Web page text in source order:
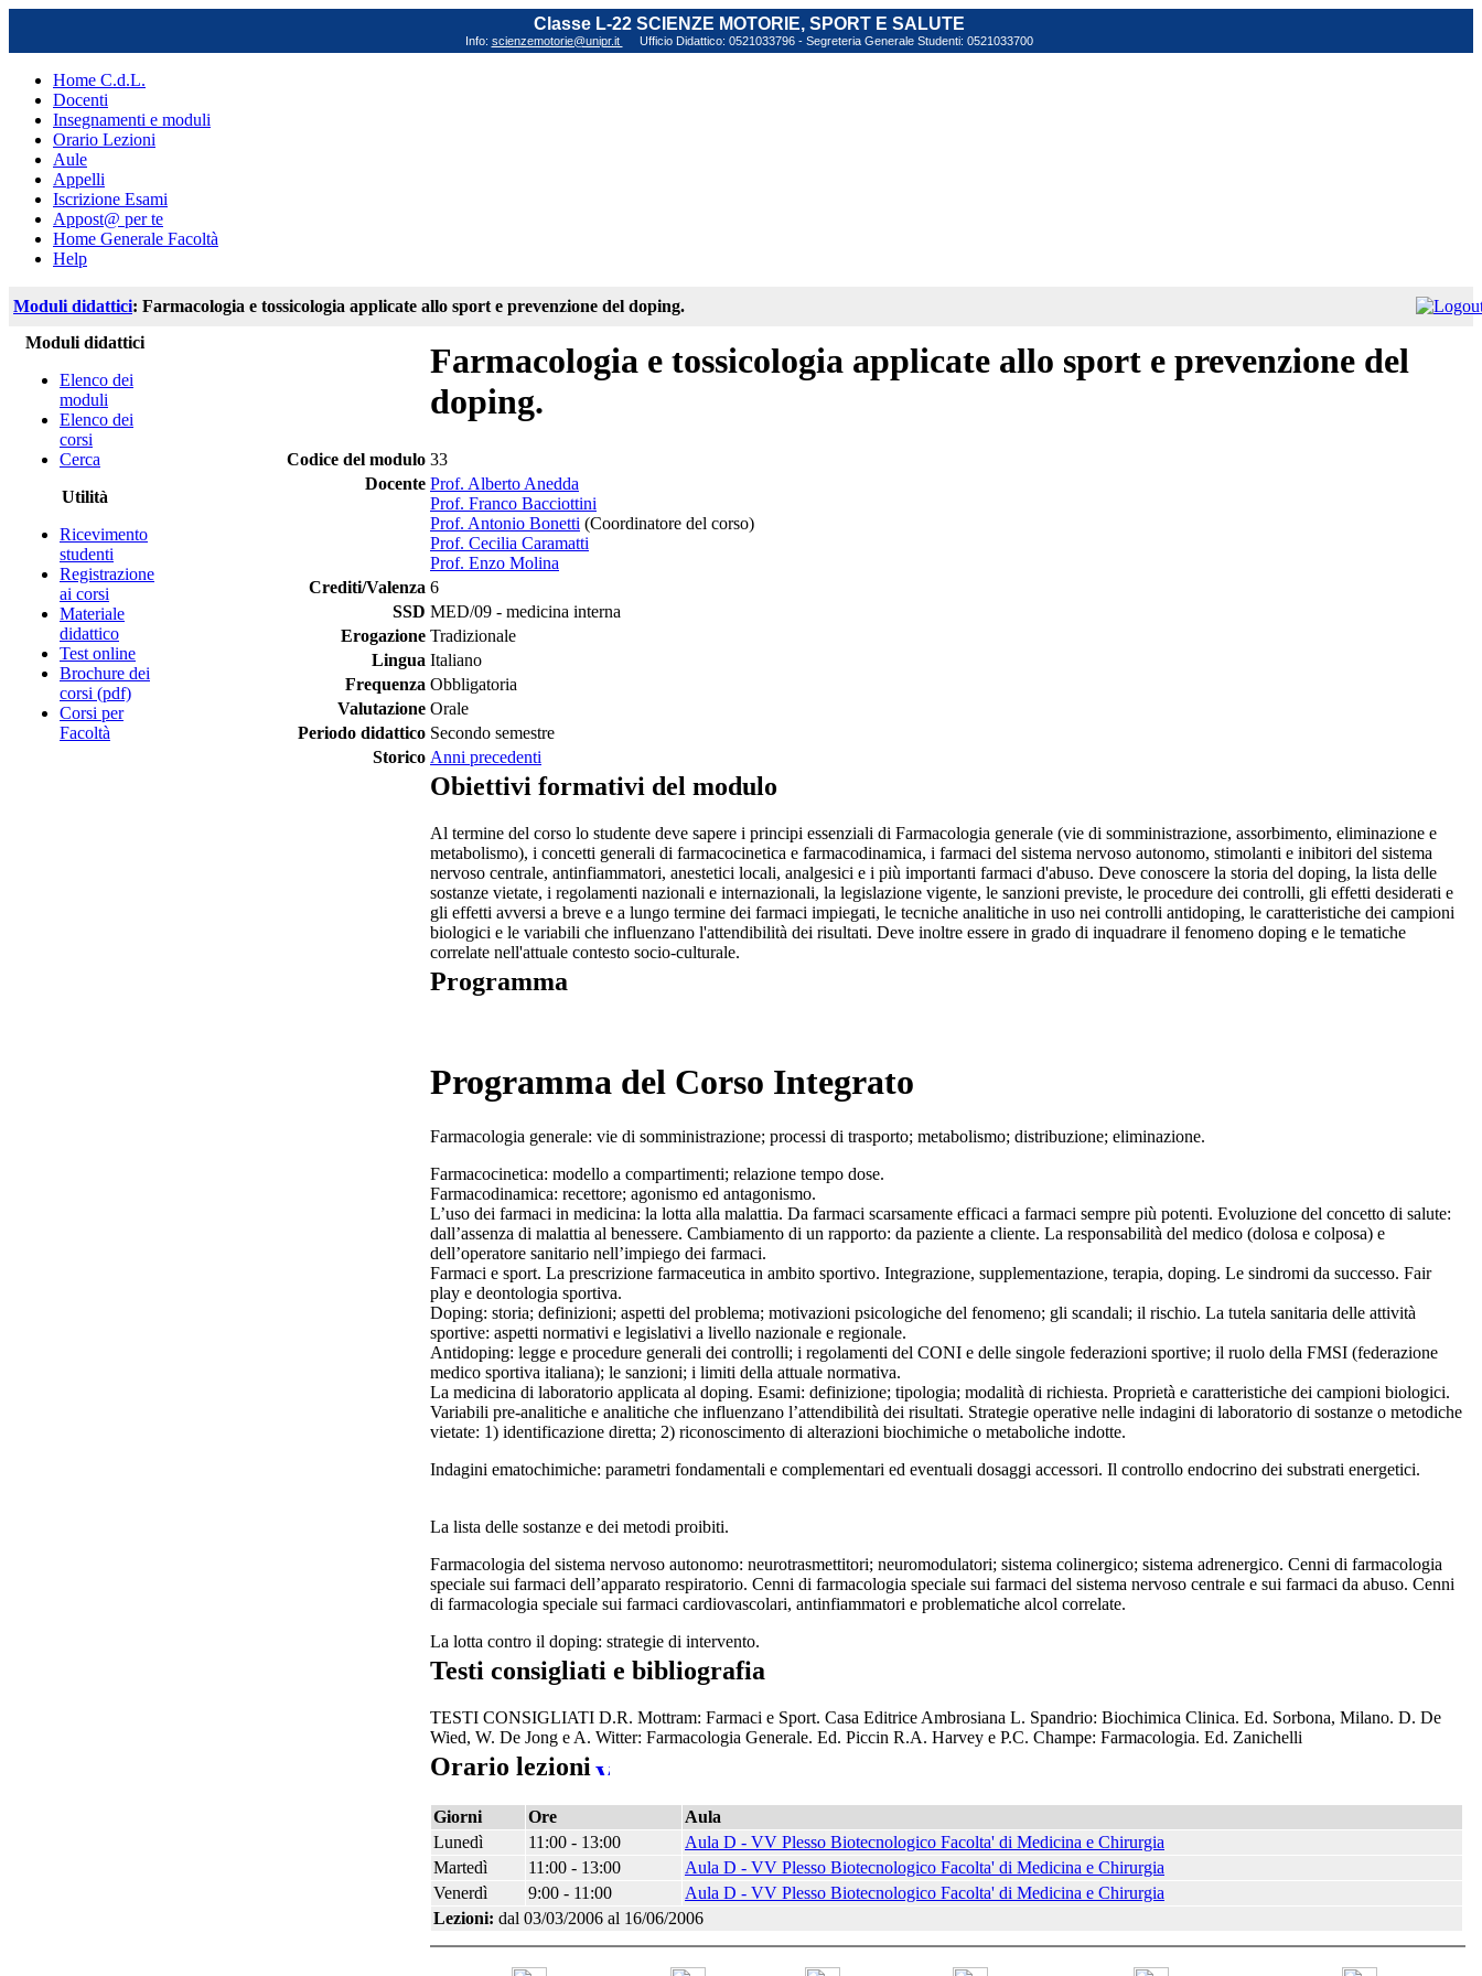
Classe L-22 SCIENZE MOTORIE, SPORT E SALUTE
Info: scienzemotorie@unipr.it Ufficio Didattico: 0521033796 - Segreteria Generale Studenti: 0521033700
Home C.d.L.
Docenti
Insegnamenti e moduli
Orario Lezioni
Aule
Appelli
Iscrizione Esami
Appost@ per te
Home Generale Facoltà
Help
Moduli didattici: Farmacologia e tossicologia applicate allo sport e prevenzione del doping.
Moduli didattici
Elenco dei
moduli
Elenco dei
corsi
Cerca
Utilità
Ricevimento
studenti
Registrazione
ai corsi
Materiale
didattico
Test online
Brochure dei
corsi (pdf)
Corsi per
Facoltà
Farmacologia e tossicologia applicate allo sport e prevenzione del
doping.
Codice del modulo 33
Docente Prof. Alberto Anedda
Prof. Franco Bacciottini
Prof. Antonio Bonetti (Coordinatore del corso)
Prof. Cecilia Caramatti
Prof. Enzo Molina
Crediti/Valenza 6
SSD MED/09 - medicina interna
Erogazione Tradizionale
Lingua Italiano
Frequenza Obbligatoria
Valutazione Orale
Periodo didattico Secondo semestre
Storico Anni precedenti
Obiettivi formativi del modulo
Al termine del corso lo studente deve sapere i principi essenziali di Farmacologia generale (vie di somministrazione, assorbimento, eliminazione e
metabolismo), i concetti generali di farmacocinetica e farmacodinamica, i farmaci del sistema nervoso autonomo, stimolanti e inibitori del sistema
nervoso centrale, antinfiammatori, anestetici locali, analgesici e i più importanti farmaci d'abuso. Deve conoscere la storia del doping, la lista delle
sostanze vietate, i regolamenti nazionali e internazionali, la legislazione vigente, le sanzioni previste, le procedure dei controlli, gli effetti desiderati e
gli effetti avversi a breve e a lungo termine dei farmaci impiegati, le tecniche analitiche in uso nei controlli antidoping, le caratteristiche dei campioni
biologici e le variabili che influenzano l'attendibilità dei risultati. Deve inoltre essere in grado di inquadrare il fenomeno doping e le tematiche
correlate nell'attuale contesto socio-culturale.
Programma
Programma del Corso Integrato
Farmacologia generale: vie di somministrazione; processi di trasporto; metabolismo; distribuzione; eliminazione.
Farmacocinetica: modello a compartimenti; relazione tempo dose.
Farmacodinamica: recettore; agonismo ed antagonismo.
L’uso dei farmaci in medicina: la lotta alla malattia. Da farmaci scarsamente efficaci a farmaci sempre più potenti. Evoluzione del concetto di salute:
dall’assenza di malattia al benessere. Cambiamento di un rapporto: da paziente a cliente. La responsabilità del medico (dolosa e colposa) e
dell’operatore sanitario nell’impiego dei farmaci.
Farmaci e sport. La prescrizione farmaceutica in ambito sportivo. Integrazione, supplementazione, terapia, doping. Le sindromi da successo. Fair
play e deontologia sportiva.
Doping: storia; definizioni; aspetti del problema; motivazioni psicologiche del fenomeno; gli scandali; il rischio. La tutela sanitaria delle attività
sportive: aspetti normativi e legislativi a livello nazionale e regionale.
Antidoping: legge e procedure generali dei controlli; i regolamenti del CONI e delle singole federazioni sportive; il ruolo della FMSI (federazione
medico sportiva italiana); le sanzioni; i limiti della attuale normativa.
La medicina di laboratorio applicata al doping. Esami: definizione; tipologia; modalità di richiesta. Proprietà e caratteristiche dei campioni biologici.
Variabili pre-analitiche e analitiche che influenzano l’attendibilità dei risultati. Strategie operative nelle indagini di laboratorio di sostanze o metodiche
vietate: 1) identificazione diretta; 2) riconoscimento di alterazioni biochimiche o metaboliche indotte.
Indagini ematochimiche: parametri fondamentali e complementari ed eventuali dosaggi accessori. Il controllo endocrino dei substrati energetici.
La lista delle sostanze e dei metodi proibiti.
Farmacologia del sistema nervoso autonomo: neurotrasmettitori; neuromodulatori; sistema colinergico; sistema adrenergico. Cenni di farmacologia
speciale sui farmaci dell’apparato respiratorio. Cenni di farmacologia speciale sui farmaci del sistema nervoso centrale e sui farmaci da abuso. Cenni
di farmacologia speciale sui farmaci cardiovascolari, antinfiammatori e problematiche alcol correlate.
La lotta contro il doping: strategie di intervento.
Testi consigliati e bibliografia
TESTI CONSIGLIATI D.R. Mottram: Farmaci e Sport. Casa Editrice Ambrosiana L. Spandrio: Biochimica Clinica. Ed. Sorbona, Milano. D. De
Wied, W. De Jong e A. Witter: Farmacologia Generale. Ed. Piccin R.A. Harvey e P.C. Champe: Farmacologia. Ed. Zanichelli
Orario lezioni
Giorni Ore
Aula
Lunedì
11:00 - 13:00
Aula D - VV Plesso Biotecnologico Facolta' di Medicina e Chirurgia
Martedì
11:00 - 13:00
Aula D - VV Plesso Biotecnologico Facolta' di Medicina e Chirurgia
Venerdì
9:00 - 11:00
Aula D - VV Plesso Biotecnologico Facolta' di Medicina e Chirurgia
Lezioni: dal 03/03/2006 al 16/06/2006